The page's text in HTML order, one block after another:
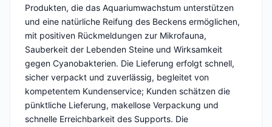
Produkten, die das Aquariumwachstum unterstützen
und eine natürliche Reifung des Beckens ermöglichen,
mit positiven Rückmeldungen zur Mikrofauna,
Sauberkeit der Lebenden Steine und Wirksamkeit
gegen Cyanobakterien. Die Lieferung erfolgt schnell,
sicher verpackt und zuverlässig, begleitet von
kompetentem Kundenservice; Kunden schätzen die
pünktliche Lieferung, makellose Verpackung und
schnelle Erreichbarkeit des Supports. Die